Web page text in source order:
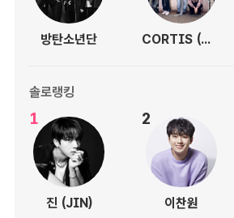
방탄소년단 CORTIS (코르티스)
솔로랭킹
1
진 (JIN)
2
이찬원